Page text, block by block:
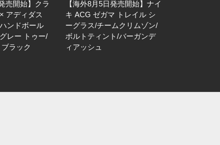
売開始】クラ
アディダス
ンドボール
レー トゥー/
ラック
【海外8月5日発売開始】ナイ
キ ACG ゼガマ トレイル シ
ーグラス/チームクリムゾン/
ボルトティント/バーガンデ
ィアッシュ